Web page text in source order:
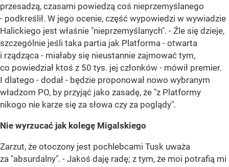
przesadzą, czasami powiedzą coś nieprzemyślanego
- podkreślił. W jego ocenie, część wypowiedzi w wywiadzie
Halickiego jest właśnie "nieprzemyślanych". - Źle się dzieje,
szczególnie jeśli taka partia jak Platforma - otwarta
i rządząca - miałaby się nieustannie zajmować tym,
co powiedział ktoś z 50 tys. jej członków - mówił premier.
I dlatego - dodał - będzie proponował nowo wybranym
władzom PO, by przyjąć jako zasadę, że "z Platformy
nikogo nie karze się za słowa czy za poglądy".
Nie wyrzucać jak kolegę Migalskiego
Zarzut, że otoczony jest pochlebcami Tusk uważa
za "absurdalny". - Jakoś daję radę; z tym, że moi potrafią mi